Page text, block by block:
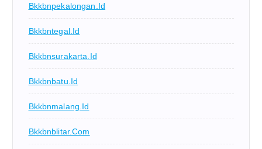
Bkkbnpekalongan.id
Bkkbntegal.id
Bkkbnsurakarta.id
Bkkbnbatu.id
Bkkbnmalang.id
Bkkbnblitar.com